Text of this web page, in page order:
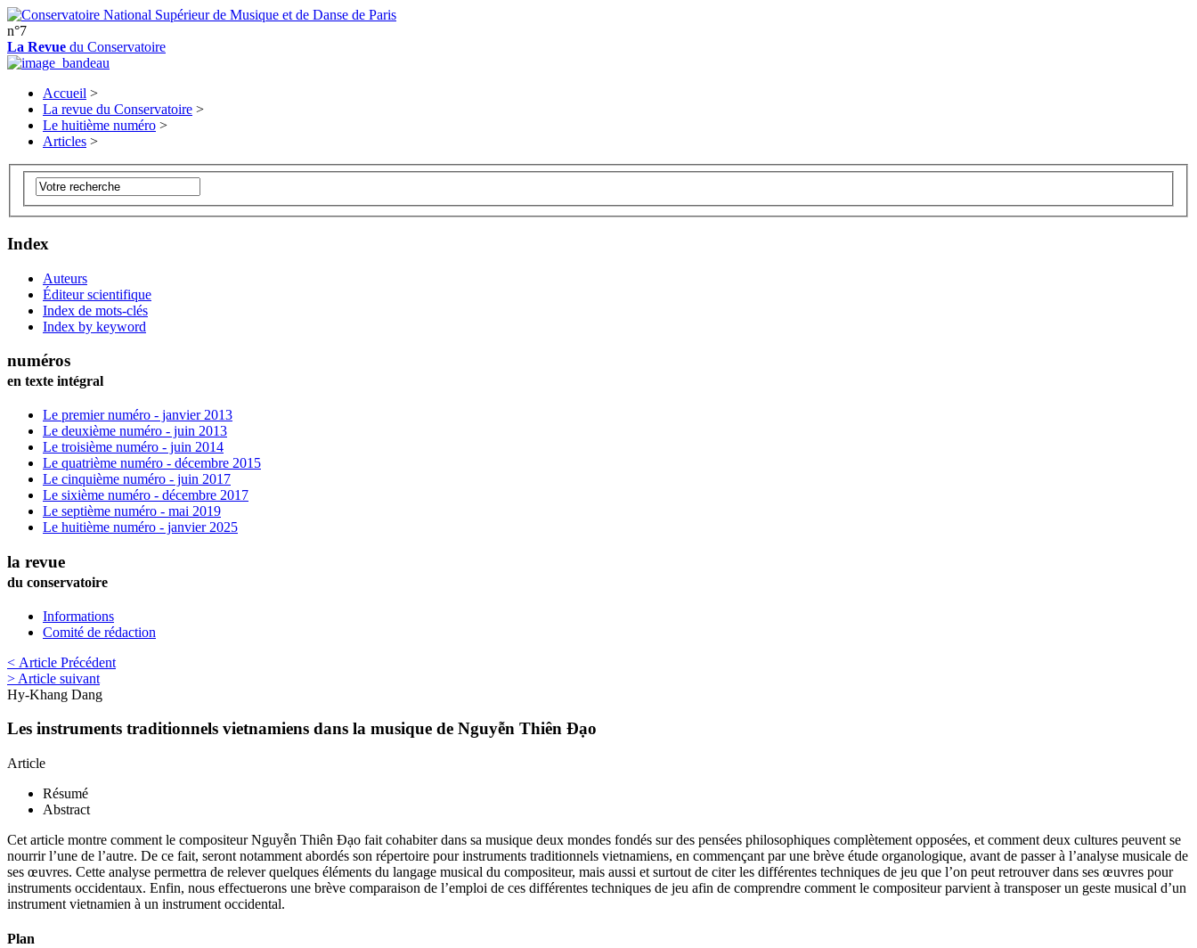
n°7
La Revue du Conservatoire
Accueil >
La revue du Conservatoire >
Le huitième numéro >
Articles >
Index
Auteurs
Éditeur scientifique
Index de mots-clés
Index by keyword
numéros
en texte intégral
Le premier numéro - janvier 2013
Le deuxième numéro - juin 2013
Le troisième numéro - juin 2014
Le quatrième numéro - décembre 2015
Le cinquième numéro - juin 2017
Le sixième numéro - décembre 2017
Le septième numéro - mai 2019
Le huitième numéro - janvier 2025
la revue
du conservatoire
Informations
Comité de rédaction
< Article Précédent
> Article suivant
Hy-Khang Dang
Les instruments traditionnels vietnamiens dans la musique de Nguyễn Thiên Đạo
Article
Résumé
Abstract
Cet article montre comment le compositeur Nguyễn Thiên Đạo fait cohabiter dans sa musique deux mondes fondés sur des pensées philosophiques complètement opposées, et comment deux cultures peuvent se
nourrir l’une de l’autre. De ce fait, seront notamment abordés son répertoire pour instruments traditionnels vietnamiens, en commençant par une brève étude organologique, avant de passer à l’analyse musicale de
ses œuvres. Cette analyse permettra de relever quelques éléments du langage musical du compositeur, mais aussi et surtout de citer les différentes techniques de jeu que l’on peut retrouver dans ses œuvres pour
instruments occidentaux. Enfin, nous effectuerons une brève comparaison de l’emploi de ces différentes techniques de jeu afin de comprendre comment le compositeur parvient à transposer un geste musical d’un
instrument vietnamien à un instrument occidental.
Plan